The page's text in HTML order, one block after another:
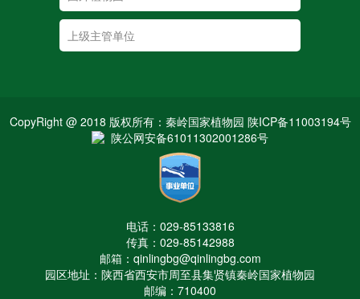
CopyRight @ 2018 版权所有：秦岭国家植物园 陕ICP备11003194号
陕公网安备61011302001286号
电话：029-85133816
传真：029-85142988
邮箱：qinlingbg@qinlingbg.com
园区地址：陕西省西安市周至县集贤镇秦岭国家植物园
邮编：710400